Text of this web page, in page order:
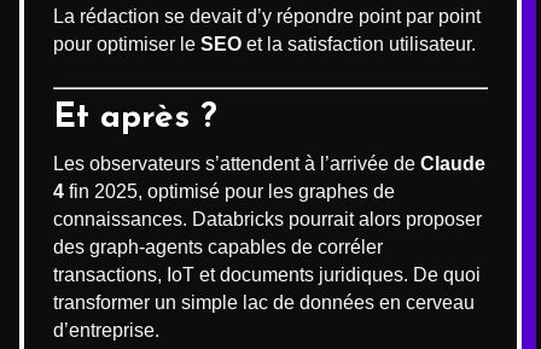
La rédaction se devait d’y répondre point par point
pour optimiser le SEO et la satisfaction utilisateur.
Et après ?
Les observateurs s’attendent à l’arrivée de Claude
4 fin 2025, optimisé pour les graphes de
connaissances. Databricks pourrait alors proposer
des graph-agents capables de corréler
transactions, IoT et documents juridiques. De quoi
transformer un simple lac de données en cerveau
d’entreprise.